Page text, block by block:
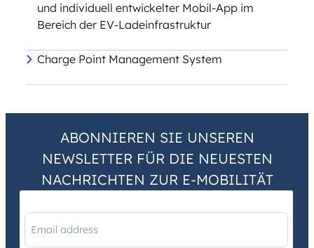
und individuell entwickelter Mobil-App im
Bereich der EV-Ladeinfrastruktur
Charge Point Management System
ABONNIEREN SIE UNSEREN
NEWSLETTER FÜR DIE NEUESTEN
NACHRICHTEN ZUR E-MOBILITÄT